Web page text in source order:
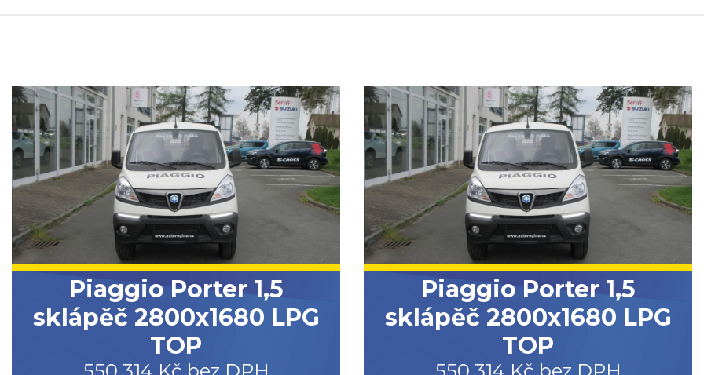
Piaggio Porter 1,5
sklápěč 2800x1680 LPG
TOP
550 314 Kč bez DPH
Piaggio Porter 1,5
sklápěč 2800x1680 LPG
TOP
550 314 Kč bez DPH